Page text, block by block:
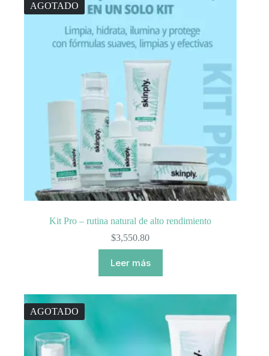
AGOTADO
Kit Pro – rutina natural de alto rendimiento
$3,550.80
Leer más
AGOTADO